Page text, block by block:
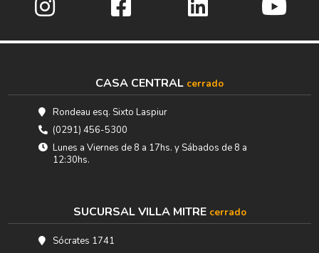
CASA CENTRAL cerrado
Rondeau esq. Sixto Laspiur
(0291) 456-5300
Lunes a Viernes de 8 a 17hs. y Sábados de 8 a
12:30hs.
SUCURSAL VILLA MITRE cerrado
Sócrates 1741